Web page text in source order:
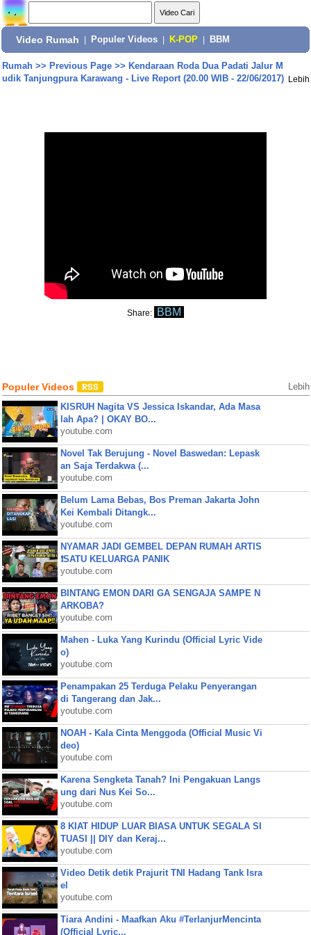
Video Rumah Populer Videos K-POP BBM
Rumah>> Previous Page>> Kendaraan Roda Dua Padati Jalur M
udik Tanjungpura Karawang - Live Report (20.00 WIB - 22/06/2017)
Lebih
Share: BBM
Populer Videos Lebih
KISRUH Nagita VS Jessica Iskandar, Ada Masa
lah Apa? | OKAY BO...
youtube.com
Novel Tak Berujung - Novel Baswedan: Lepask
an Saja Terdakwa (...
youtube.com
Belum Lama Bebas, Bos Preman Jakarta John
Kei Kembali Ditangk...
youtube.com
NYAMAR JADI GEMBEL DEPAN RUMAH ARTIS
❗SATU KELUARGA PANIK
youtube.com
BINTANG EMON DARI GA SENGAJA SAMPE N
ARKOBA?
youtube.com
Mahen - Luka Yang Kurindu (Official Lyric Vide
o)
youtube.com
Penampakan 25 Terduga Pelaku Penyerangan
di Tangerang dan Jak...
youtube.com
NOAH - Kala Cinta Menggoda (Official Music Vi
deo)
youtube.com
Karena Sengketa Tanah? Ini Pengakuan Langs
ung dari Nus Kei So...
youtube.com
8 KIAT HIDUP LUAR BIASA UNTUK SEGALA SI
TUASI || DIY dan Keraj...
youtube.com
Video Detik detik Prajurit TNI Hadang Tank Isra
el
youtube.com
Tiara Andini - Maafkan Aku #TerlanjurMencinta
(Official Lyric...